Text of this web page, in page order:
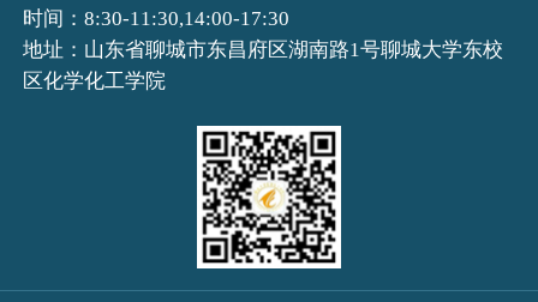
时间：8:30-11:30,14:00-17:30
地址：山东省聊城市东昌府区湖南路1号聊城大学东校
区化学化工学院